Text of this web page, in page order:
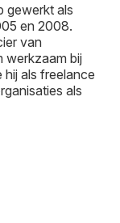
gewerkt als
en 2008.
van
werkzaam bij
als freelance
als